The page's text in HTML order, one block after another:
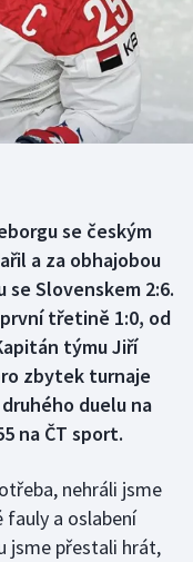
se českým
a za obhajobou
Slovenskem 2:6.
třetině 1:0, od
týmu Jiří
zbytek turnaje
duelu na
na ČT sport.
nehráli jsme
fauly a oslabení
jsme přestali hrát,